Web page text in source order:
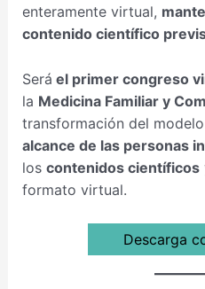
enteramente virtual,
contenido científico
Será el primer congreso
la Medicina Familiar y
transformación del modelo
alcance de las personas
los contenidos científicos
formato virtual.
Descarga